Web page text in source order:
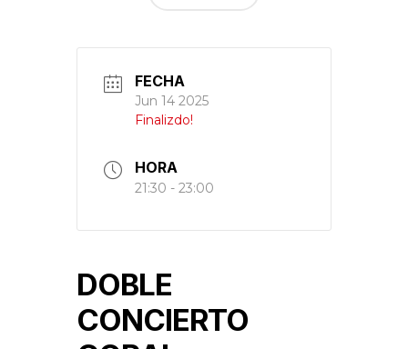
FECHA
Jun 14 2025
Finalizdo!
HORA
21:30 - 23:00
DOBLE
CONCIERTO